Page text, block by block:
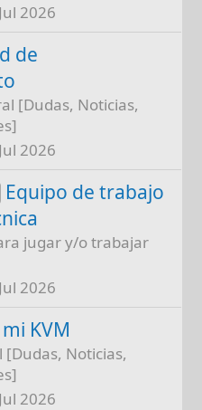
2026
de
[Dudas, Noticias,
2026
Equipo de trabajo
jugar y/o trabajar
2026
KVM
[Dudas, Noticias,
2026